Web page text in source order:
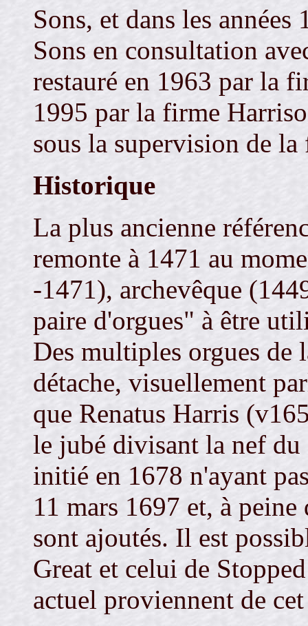
Sons, et dans les
Sons en consultation
restauré en 1963 par la
1995 par la firme
sous la supervision de
Historique
La plus ancienne
remonte à 1471 au
-1471), archevêque
paire d'orgues" à être
Des multiples orgues de
détache, visuellement
que Renatus Harris
le jubé divisant la nef
initié en 1678 n'ayant
11 mars 1697 et, à
sont ajoutés. Il est
Great et celui de
actuel proviennent de